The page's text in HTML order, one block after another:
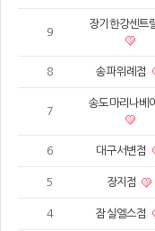
9
장기한강센트
8 송파위례점
7
송도마리나베
6 대구서변점
5 장지점
4 잠실엘스점